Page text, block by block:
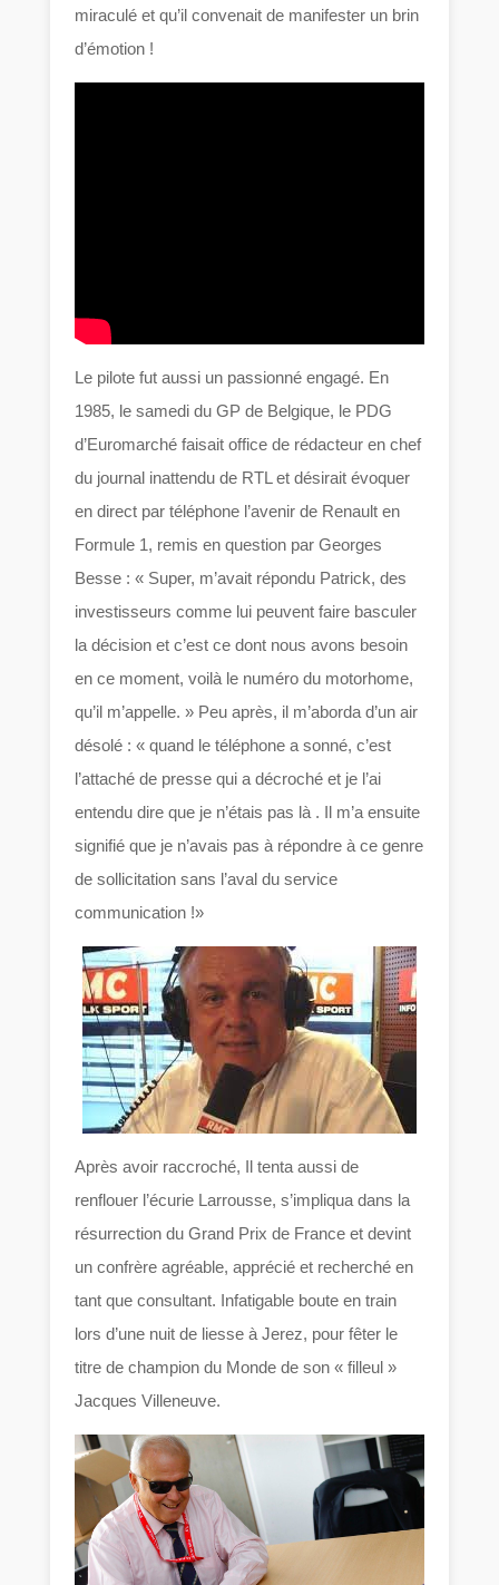
miraculé et qu’il convenait de manifester un brin
d’émotion !
Le pilote fut aussi un passionné engagé. En
1985, le samedi du GP de Belgique, le PDG
d’Euromarché faisait office de rédacteur en chef
du journal inattendu de RTL et désirait évoquer
en direct par téléphone l’avenir de Renault en
Formule 1, remis en question par Georges
Besse : « Super, m’avait répondu Patrick, des
investisseurs comme lui peuvent faire basculer
la décision et c’est ce dont nous avons besoin
en ce moment, voilà le numéro du motorhome,
qu’il m’appelle. » Peu après, il m’aborda d’un air
désolé : « quand le téléphone a sonné, c’est
l’attaché de presse qui a décroché et je l’ai
entendu dire que je n’étais pas là . Il m’a ensuite
signifié que je n’avais pas à répondre à ce genre
de sollicitation sans l’aval du service
communication !»
Après avoir raccroché, Il tenta aussi de
renflouer l’écurie Larrousse, s’impliqua dans la
résurrection du Grand Prix de France et devint
un confrère agréable, apprécié et recherché en
tant que consultant. Infatigable boute en train
lors d’une nuit de liesse à Jerez, pour fêter le
titre de champion du Monde de son « filleul »
Jacques Villeneuve.